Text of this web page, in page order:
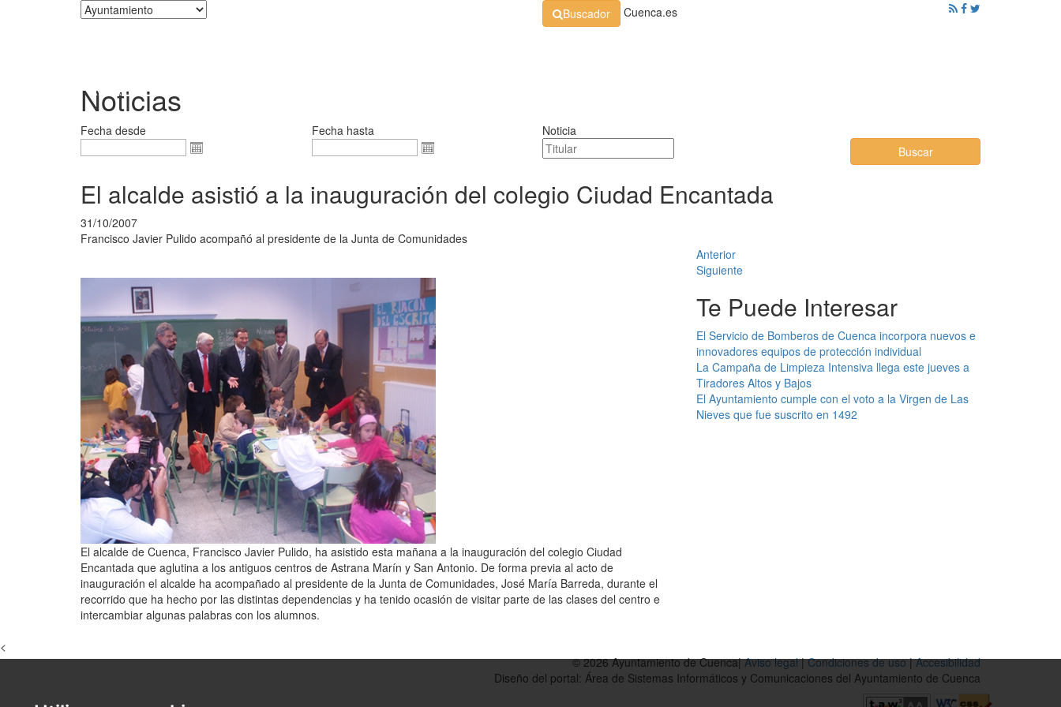
Buscador Cuenca.es
Noticias
Fecha desde Fecha hasta
Noticia
Buscar
El alcalde asistió a la inauguración del colegio Ciudad Encantada
31/10/2007
Francisco Javier Pulido acompañó al presidente de la Junta de Comunidades
Anterior
Siguiente
El alcalde de Cuenca, Francisco Javier Pulido, ha asistido esta mañana a la inauguración del colegio Ciudad
Encantada que aglutina a los antiguos centros de Astrana Marín y San Antonio. De forma previa al acto de
inauguración el alcalde ha acompañado al presidente de la Junta de Comunidades, José María Barreda, durante el
recorrido que ha hecho por las distintas dependencias y ha tenido ocasión de visitar parte de las clases del centro e
intercambiar algunas palabras con los alumnos.
Te Puede Interesar
El Servicio de Bomberos de Cuenca incorpora nuevos e
innovadores equipos de protección individual
La Campaña de Limpieza Intensiva llega este jueves a
Tiradores Altos y Bajos
El Ayuntamiento cumple con el voto a la Virgen de Las
Nieves que fue suscrito en 1492
<
© 2026 Ayuntamiento de Cuenca|Aviso legal|Condiciones de uso|Accesibilidad
Diseño del portal: Área de Sistemas Informáticos y Comunicaciones del Ayuntamiento de Cuenca